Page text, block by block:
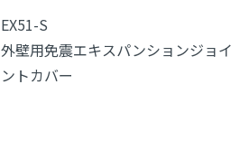
EX51-S
外壁用免震エキスパンションジョイ
ントカバー